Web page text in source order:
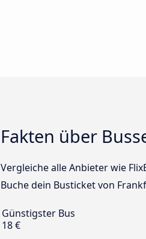
Fakten über
Vergleiche alle Anbieter wie
Buche dein Busticket von
Günstigster Bus
18 €